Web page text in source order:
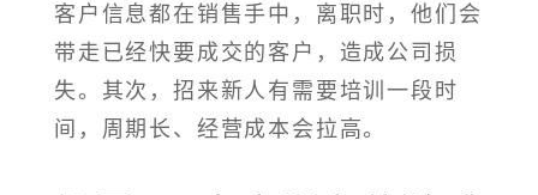
客户信息都在销售手中，离职时，他们会
带走已经快要成交的客户，造成公司损
失。其次，招来新人有需要培训一段时
间，周期长、经营成本会拉高。